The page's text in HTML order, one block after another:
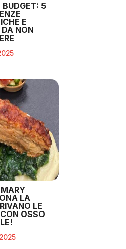
5
E
NON
LA
LE
OSSO